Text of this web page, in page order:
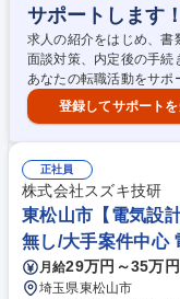
サポートします！
求人の紹介をはじめ、書
面談対策、内定後の手続
あなたの転職活動をサポ
登録してサポート
正社員
株式会社スズキ技研
東松山市【電気設
無し/大手案件中心
月給29万円～35万円
埼玉県東松山市